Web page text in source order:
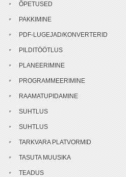
ÕPETUSED
PAKKIMINE
PDF-LUGEJAD/KONVERTERID
PILDITÖÖTLUS
PLANEERIMINE
PROGRAMMEERIMINE
RAAMATUPIDAMINE
SUHTLUS
SUHTLUS
TARKVARA PLATVORMID
TASUTA MUUSIKA
TEADUS